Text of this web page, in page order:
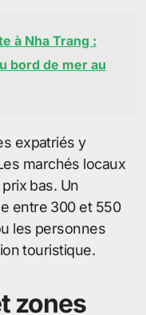
à Nha Trang :
bord de mer au
expatriés y
marchés locaux
bas. Un
entre 300 et 550
les personnes
touristique.
zones